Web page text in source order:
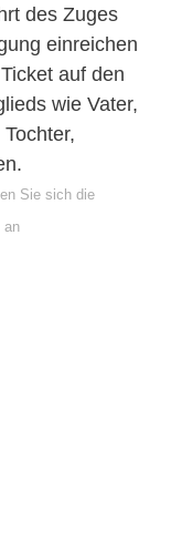
des Zuges
einreichen
auf den
wie Vater,
Sie sich die
an